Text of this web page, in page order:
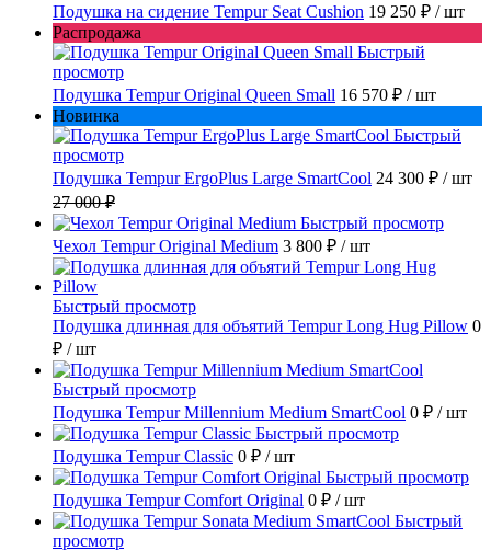
Подушка на сидение Tempur Seat Cushion 19 250 ₽ / шт
Распродажа
Быстрый
просмотр
Подушка Tempur Original Queen Small 16 570 ₽ / шт
Новинка
Быстрый
просмотр
Подушка Tempur ErgoPlus Large SmartCool 24 300 ₽ / шт
27 000 ₽
Быстрый просмотр
Чехол Tempur Original Medium 3 800 ₽ / шт
Быстрый просмотр
Подушка длинная для объятий Tempur Long Hug Pillow 0
₽ / шт
Быстрый просмотр
Подушка Tempur Millennium Medium SmartCool 0 ₽ / шт
Быстрый просмотр
Подушка Tempur Classic 0 ₽ / шт
Быстрый просмотр
Подушка Tempur Comfort Original 0 ₽ / шт
Быстрый
просмотр